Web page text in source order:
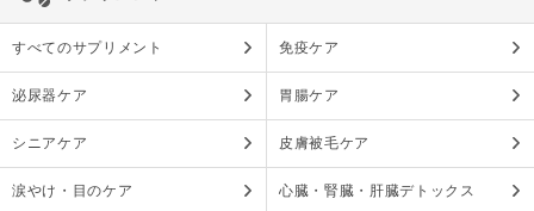
すべてのサプリメント 免疫ケア
泌尿器ケア 胃腸ケア
シニアケア 皮膚被毛ケア
涙やけ・目のケア 心臓・腎臓・肝臓デトックス